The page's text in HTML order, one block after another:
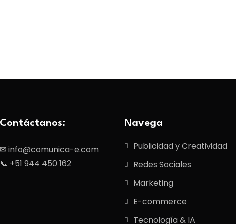
Contáctanos:
✉ info@comunica-e.com
📞 +51 944 450 162
Navega
Publicidad y Creatividad
Redes Sociales
Marketing
E-commerce
Tecnología & IA